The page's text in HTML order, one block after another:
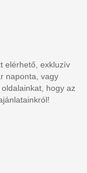
elérhető, exkluzív
naponta, vagy
hogy az